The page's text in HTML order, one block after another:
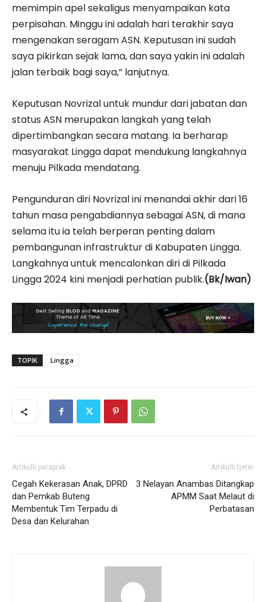
memimpin apel sekaligus menyampaikan kata
perpisahan. Minggu ini adalah hari terakhir saya
mengenakan seragam ASN. Keputusan ini sudah
saya pikirkan sejak lama, dan saya yakin ini adalah
jalan terbaik bagi saya,” lanjutnya.
Keputusan Novrizal untuk mundur dari jabatan dan
status ASN merupakan langkah yang telah
dipertimbangkan secara matang. Ia berharap
masyarakat Lingga dapat mendukung langkahnya
menuju Pilkada mendatang.
Pengunduran diri Novrizal ini menandai akhir dari 16
tahun masa pengabdiannya sebagai ASN, di mana
selama itu ia telah berperan penting dalam
pembangunan infrastruktur di Kabupaten Lingga.
Langkahnya untuk mencalonkan diri di Pilkada
Lingga 2024 kini menjadi perhatian publik.(Bk/Iwan)
TOPIK Lingga
Artikulli paraprak
Cegah Kekerasan Anak, DPRD
dan Pemkab Buteng
Membentuk Tim Terpadu di
Desa dan Kelurahan
Artikulli tjetër
3 Nelayan Anambas Ditangkap
APMM Saat Melaut di
Perbatasan